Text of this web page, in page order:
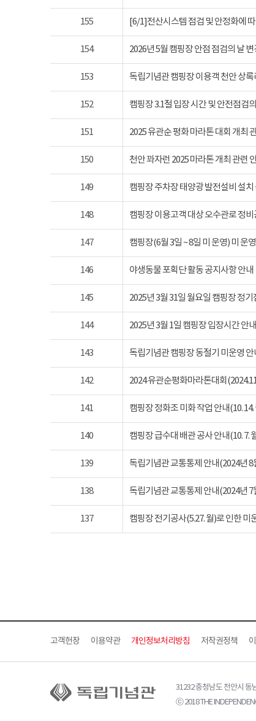
155 [6/1]전산시스템 점검 및 안정화에
154 2026년 5월 캠핑장 안점 점검의 날 변
153 독립기념관 캠핑장 이용객 천안 상록
152 캠핑장 3.1절 입장 시간 및 안전점검
151 2025 유관순 평화 마라톤 대회 개최
150 천안 꽈자런 2025 마라톤 개최 관련
149 캠핑장 주차장 태양광 발전설비 설치
148 캠핑장 이용고객 대상 오수관로 정
147 캠핑장(6월 3일 ~ 8일 미 운영) 미 운
146 야생동물 포획단 활동 공지사항 안내
145 2025년 3월 31일 월요일 캠핑장 정
144 2025년 3월 1일 캠핑장 입장시간 안내
143 독립기념관 캠핑장 동절기 미운영 안
142 2024 유관순평화마라톤대회
141 캠핑장 정화조 미화 작업 안내(10. 14.
140 캠핑장 급수대 배관 공사 안내(10. 7.
139 독립기념관 교통통제 안내(2024년 8
138 독립기념관 교통통제 안내(2024년 7
137 캠핑장 전기공사(5.27. 월)로 인한 미
고객헌장 이용약관 개인정보처리방침 저작권정책
31232 충청남도 천안시 동
ⓒ 2018 THE